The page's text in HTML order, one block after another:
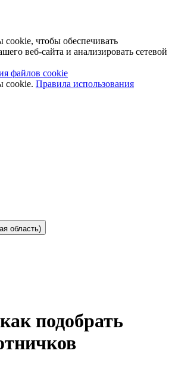
чтобы обеспечивать
веб-сайта и анализировать сетевой
файлов cookie
cookie. Правила использования
область)
подобрать